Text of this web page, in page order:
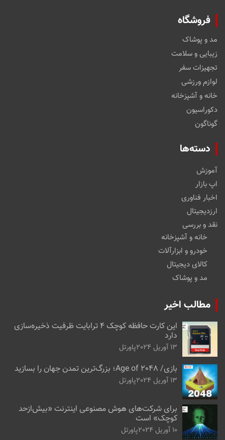
فروشگاه
مد و پوشاک
زیبایی و سلامت
تجهیزات سفر
لوازم ورزشی
خانه و آشپزخانه
دکوراسیون
گوناگون
دسته‌ها
آموزش
اپ بازار
اخبار فناوری
ارزدیجیتال
نقد و بررسی
خانه و آشپزخانه
خودرو و ابزارآلات
کالای دیجیتال
مد و پوشاک
مطالب اخیر
این کارت حافظه کوچک ۴ ترابایت ظرفیت ذخیره‌سازی
دارد
13 آوریل 2024 پاورتل
بازی/ Age of 2048؛ بزرگ‌ترین تمدن جهان را بسازید
13 آوریل 2024 پاورتل
برای شرکت‌های هوش مصنوعی اینترنت «بیش‌از‌حد
کوچک» است
10 آوریل 2024 پاورتل